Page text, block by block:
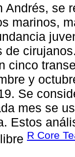
Andrés, se
marinos,
de
cinco
y
Se
mes se
Estos
R Core